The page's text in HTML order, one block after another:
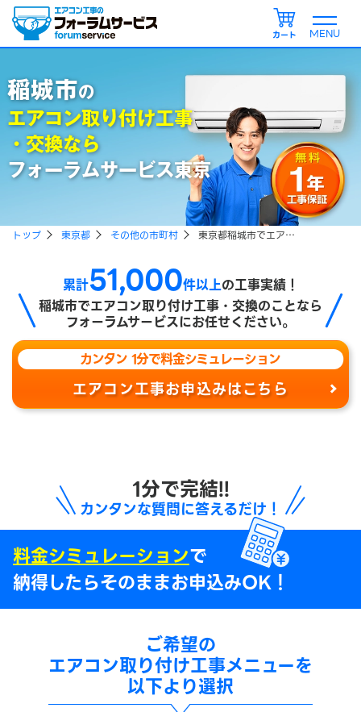
カート
稲城市の
エアコン取り付け工事
・交換なら
フォーラムサービス東京
トップ 東京都 その他の市町村 東京都稲城市でエアコン取り付け、エアコン引越し工事をご検討の方
累計51,000件以上の工事実績！
稲城市でエアコン取り付け工事・交換のことなら
フォーラムサービスにお任せください。
カンタン 1分で料金シミュレーション
エアコン工事お申込みはこちら
1分で完結!!
カンタンな質問に答えるだけ！
料金シミュレーションで
納得したらそのままお申込みOK！
ご希望の
エアコン取り付け工事メニューを
以下より選択